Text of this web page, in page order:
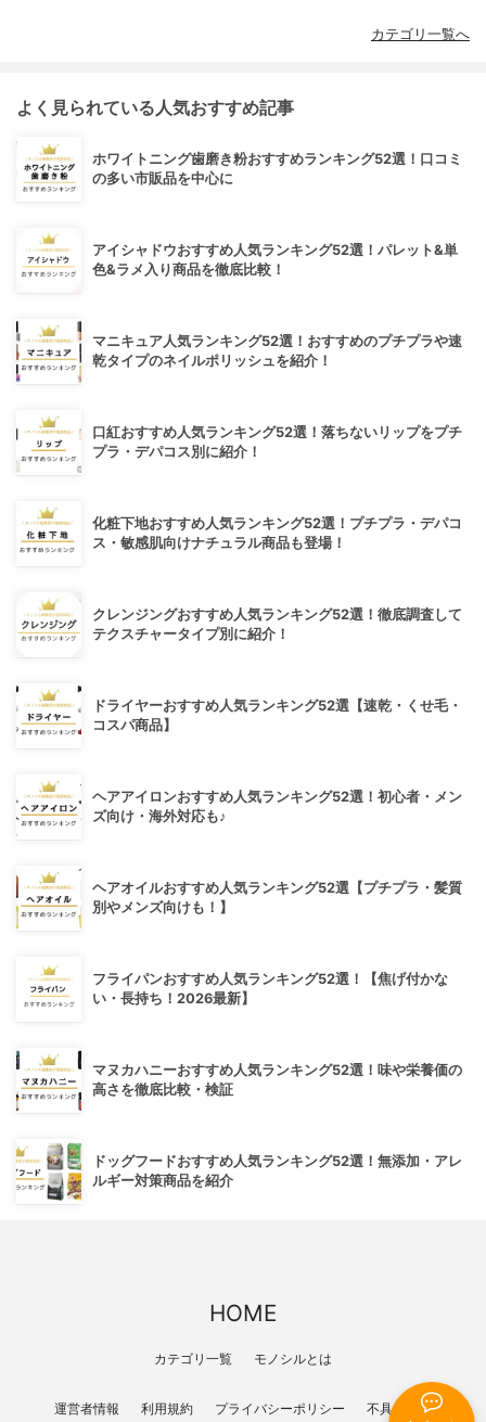
カテゴリ一覧へ
よく見られている人気おすすめ記事
ホワイトニング歯磨き粉おすすめランキング52選！口コミ
の多い市販品を中心に
アイシャドウおすすめ人気ランキング52選！パレット&単
色&ラメ入り商品を徹底比較！
マニキュア人気ランキング52選！おすすめのプチプラや速
乾タイプのネイルポリッシュを紹介！
口紅おすすめ人気ランキング52選！落ちないリップをプチ
プラ・デパコス別に紹介！
化粧下地おすすめ人気ランキング52選！プチプラ・デパコ
ス・敏感肌向けナチュラル商品も登場！
クレンジングおすすめ人気ランキング52選！徹底調査して
テクスチャータイプ別に紹介！
ドライヤーおすすめ人気ランキング52選【速乾・くせ毛・
コスパ商品】
ヘアアイロンおすすめ人気ランキング52選！初心者・メン
ズ向け・海外対応も♪
ヘアオイルおすすめ人気ランキング52選【プチプラ・髪質
別やメンズ向けも！】
フライパンおすすめ人気ランキング52選！【焦げ付かな
い・長持ち！2026最新】
マヌカハニーおすすめ人気ランキング52選！味や栄養価の
高さを徹底比較・検証
ドッグフードおすすめ人気ランキング52選！無添加・アレ
ルギー対策商品を紹介
HOME
カテゴリ一覧 モノシルとは
運営者情報 利用規約 プライバシーポリシー 不具合報告